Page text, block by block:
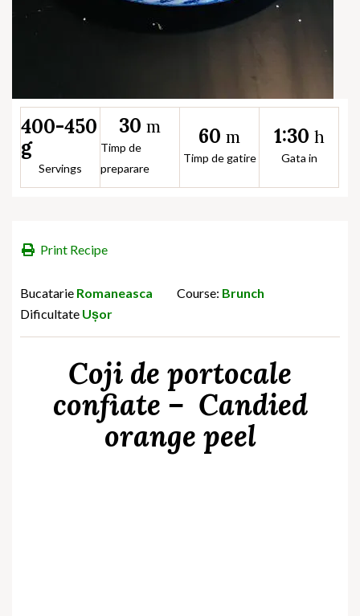
400-450
g
Servings
30 m
Timp de
preparare
60 m
Timp de gatire
1:30 h
Gata in
Print Recipe
Bucatarie Romaneasca Course: Brunch
Dificultate Ușor
Coji de portocale
confiate – Candied
orange peel